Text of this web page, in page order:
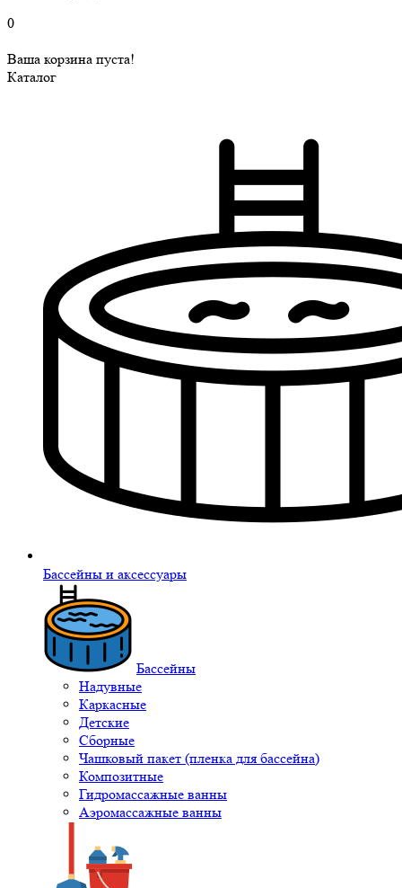
0
Ваша корзина пуста!
Каталог
Бассейны и аксессуары
Бассейны
Надувные
Каркасные
Детские
Сборные
Чашковый пакет (пленка для бассейна)
Композитные
Гидромассажные ванны
Аэромассажные ванны